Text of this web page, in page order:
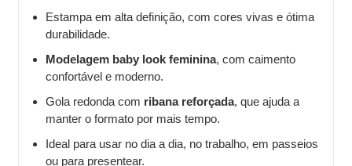
Estampa em alta definição, com cores vivas e ótima
durabilidade.
Modelagem baby look feminina, com caimento
confortável e moderno.
Gola redonda com ribana reforçada, que ajuda a
manter o formato por mais tempo.
Ideal para usar no dia a dia, no trabalho, em passeios
ou para presentear.